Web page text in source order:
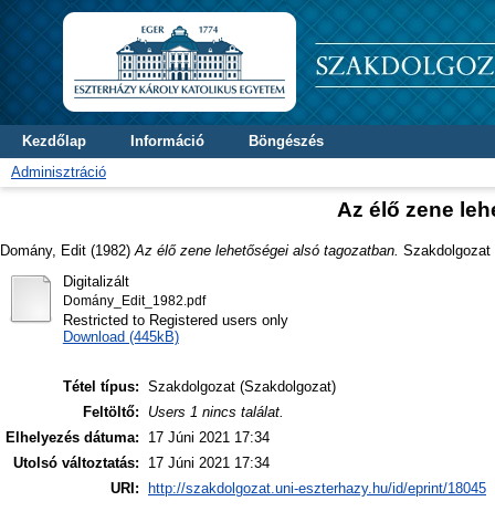
Kezdőlap Információ
Böngészés
Adminisztráció
Az élő zene
Domány, Edit (1982) Az élő zene lehetőségei alsó tagozatban.
Digitalizált
Domány_Edit_1982.pdf
Restricted to Registered users only
Download (445kB)
Tétel típus: Szakdolgozat (Szakdolgozat)
Feltöltő:
Users 1 nincs találat.
Elhelyezés dátuma:
17 Júni 2021 17:34
Utolsó változtatás:
17 Júni 2021 17:34
URI:
http://szakdolgozat.uni-eszterhazy.hu/id/eprint/18045